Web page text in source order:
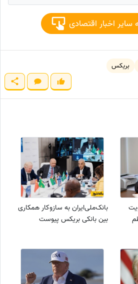
اخبار اقتصادی
بریکس
بانک‌ملی‌ایران به سازوکار همکاری
بین بانکی بریکس پیوست